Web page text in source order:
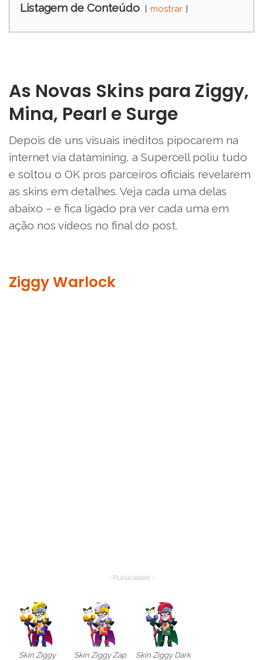
Listagem de Conteúdo mostrar
As Novas Skins para Ziggy,
Mina, Pearl e Surge
Depois de uns visuais inéditos pipocarem na
internet via datamining, a Supercell poliu tudo
e soltou o OK pros parceiros oficiais revelarem
as skins em detalhes. Veja cada uma delas
abaixo – e fica ligado pra ver cada uma em
ação nos vídeos no final do post.
Ziggy Warlock
- Publicidade -
Skin Ziggy
Skin Ziggy Zap
Skin Ziggy Dark